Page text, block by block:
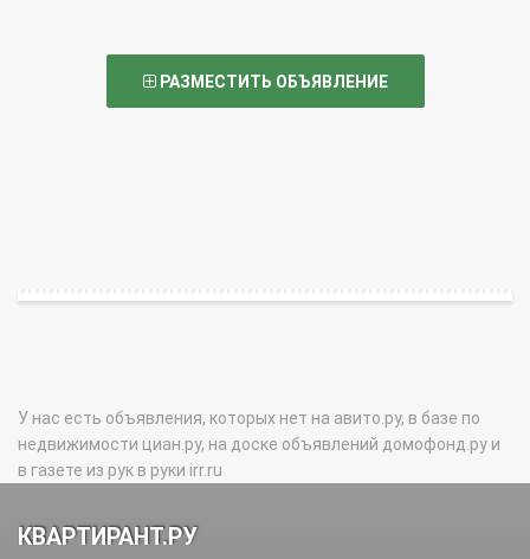
РАЗМЕСТИТЬ ОБЪЯВЛЕНИЕ
У нас есть объявления, которых нет на авито.ру, в базе по
недвижимости циан.ру, на доске объявлений домофонд.ру и
в газете из рук в руки irr.ru
КВАРТИРАНТ.РУ